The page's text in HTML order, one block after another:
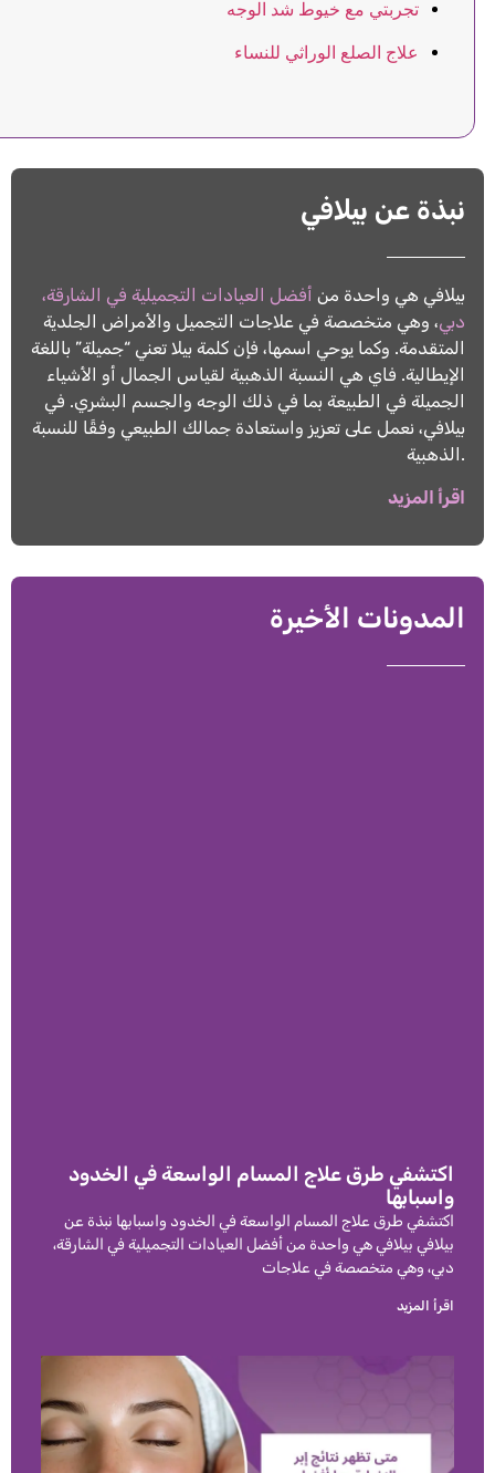
نبذة عن بيلافي
بيلافي هي واحدة من أفضل العيادات التجميلية في الشارقة،
دبي، وهي متخصصة في علاجات التجميل والأمراض الجلدية
المتقدمة. وكما يوحي اسمها، فإن كلمة بيلا تعني “جميلة” باللغة
الإيطالية. فاي هي النسبة الذهبية لقياس الجمال أو الأشياء
الجميلة في الطبيعة بما في ذلك الوجه والجسم البشري. في
بيلافي، نعمل على تعزيز واستعادة جمالك الطبيعي وفقًا للنسبة
الذهبية.
اقرأ المزيد
المدونات الأخيرة
اكتشفي طرق علاج المسام الواسعة في الخدود
واسبابها
اكتشفي طرق علاج المسام الواسعة في الخدود واسبابها نبذة عن
بيلافي بيلافي هي واحدة من أفضل العيادات التجميلية في الشارقة،
دبي، وهي متخصصة في علاجات
اقرأ المزيد
تجربتي مع خيوط شد الوجه
علاج الصلع الوراثي للنساء